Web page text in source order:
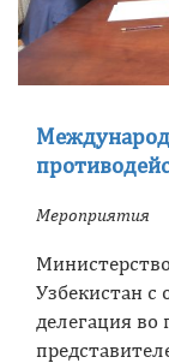
Мероприятия
Узбекистан
делегация во